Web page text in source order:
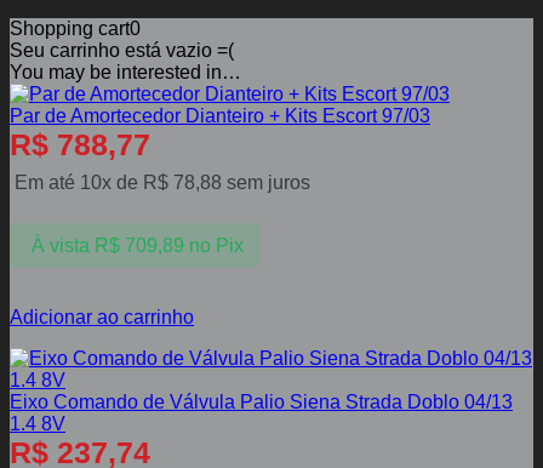
Shopping cart0
Seu carrinho está vazio =(
You may be interested in…
Par de Amortecedor Dianteiro + Kits Escort 97/03
R$ 788,77
Em até 10x de R$ 78,88 sem juros
À vista R$709,89 no Pix
Adicionar ao carrinho
Eixo Comando de Válvula Palio Siena Strada Doblo 04/13
1.4 8V
R$ 237,74